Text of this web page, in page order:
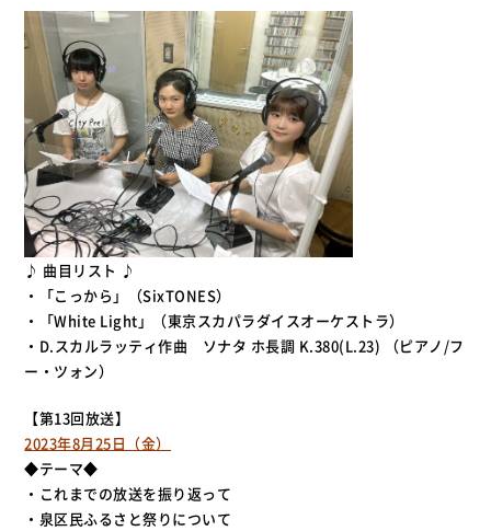
♪ 曲目リスト ♪
・「こっから」（SixTONES）
・「White Light」（東京スカパラダイスオーケストラ）
・D.スカルラッティ作曲 ソナタ ホ長調 K.380(L.23) （ピアノ/フ
ー・ツォン）
【第13回放送】
2023年8月25日（金）
◆テーマ◆
・これまでの放送を振り返って
・泉区民ふるさと祭りについて